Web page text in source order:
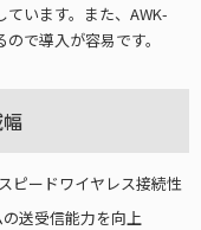
います。また、AWK-
で導入が容易です。
ピードワイヤレス接続性
送受信能力を向上